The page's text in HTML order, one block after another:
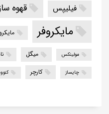
فیلیپس قهوه
مایکروفر
مولینکس میگل
چایساز کارچر